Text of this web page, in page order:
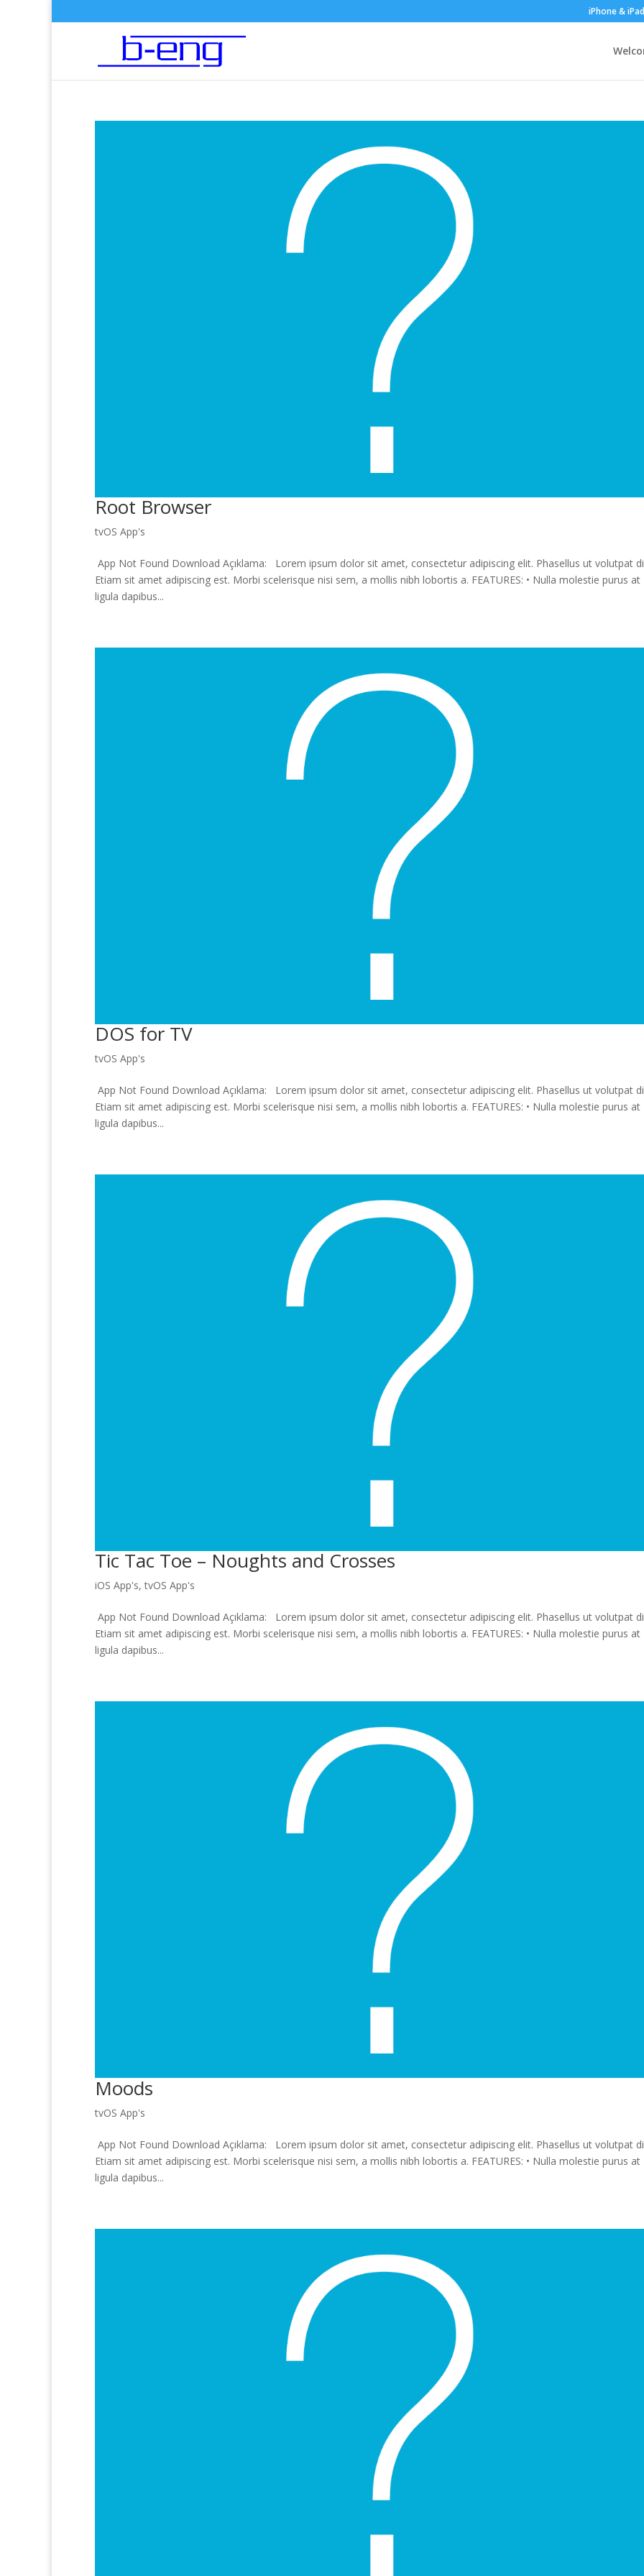
iPhone & iPad
Root Browser
tvOS App's
App Not Found Download Açıklama: Lorem ipsum dolor sit amet, consectetur adipiscing elit. Phasellus ut volutpat
Etiam sit amet adipiscing est. Morbi scelerisque nisi sem, a mollis nibh lobortis a. FEATURES: • Nulla molestie purus at
ligula dapibus...
DOS for TV
tvOS App's
App Not Found Download Açıklama: Lorem ipsum dolor sit amet, consectetur adipiscing elit. Phasellus ut volutpat
Etiam sit amet adipiscing est. Morbi scelerisque nisi sem, a mollis nibh lobortis a. FEATURES: • Nulla molestie purus at
ligula dapibus...
Tic Tac Toe – Noughts and Crosses
iOS App's,tvOS App's
App Not Found Download Açıklama: Lorem ipsum dolor sit amet, consectetur adipiscing elit. Phasellus ut volutpat
Etiam sit amet adipiscing est. Morbi scelerisque nisi sem, a mollis nibh lobortis a. FEATURES: • Nulla molestie purus at
ligula dapibus...
Moods
tvOS App's
App Not Found Download Açıklama: Lorem ipsum dolor sit amet, consectetur adipiscing elit. Phasellus ut volutpat
Etiam sit amet adipiscing est. Morbi scelerisque nisi sem, a mollis nibh lobortis a. FEATURES: • Nulla molestie purus at
ligula dapibus...